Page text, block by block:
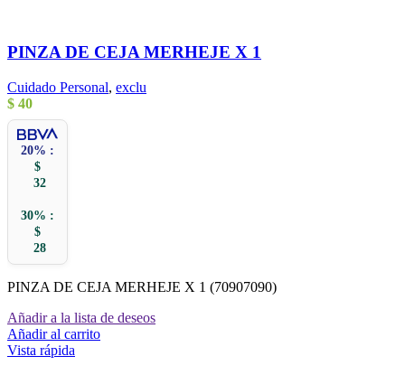
PINZA DE CEJA MERHEJE X 1
Cuidado Personal, exclu
$ 40
20% :
$
32
30% :
$
28
PINZA DE CEJA MERHEJE X 1 (70907090)
Añadir a la lista de deseos
Añadir al carrito
Vista rápida